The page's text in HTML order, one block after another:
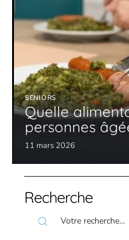
SENIORS
Quelle
personnes
11 mars 2026
Recherche